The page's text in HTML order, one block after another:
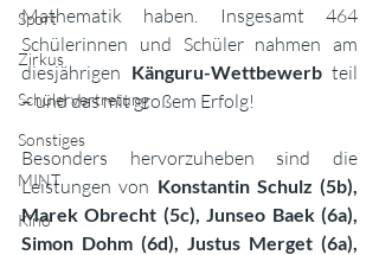
Sport
Zirkus
Schülervertretung
Sonstiges
MINT
Kino
Mathematik haben. Insgesamt 464
Schülerinnen und Schüler nahmen am
diesjährigen Känguru-Wettbewerb teil
– und das mit großem Erfolg!
Besonders hervorzuheben sind die
Leistungen von Konstantin Schulz (5b),
Marek Obrecht (5c), Junseo Baek (6a),
Simon Dohm (6d), Justus Merget (6a),